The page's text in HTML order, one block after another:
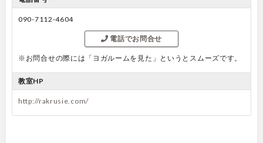
090-7112-4604
電話でお問合せ
※お問合せの際には「ヨガルームを見た」というとスムーズです。
教室HP
http://rakrusie.com/